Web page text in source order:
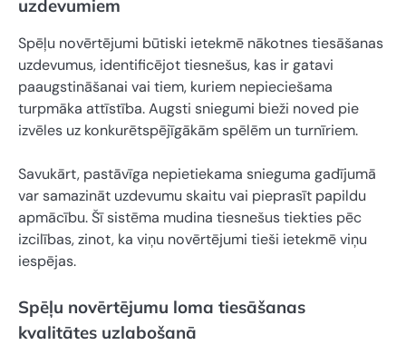
uzdevumiem
Spēļu novērtējumi būtiski ietekmē nākotnes tiesāšanas
uzdevumus, identificējot tiesnešus, kas ir gatavi
paaugstināšanai vai tiem, kuriem nepieciešama
turpmāka attīstība. Augsti sniegumi bieži noved pie
izvēles uz konkurētspējīgākām spēlēm un turnīriem.
Savukārt, pastāvīga nepietiekama snieguma gadījumā
var samazināt uzdevumu skaitu vai pieprasīt papildu
apmācību. Šī sistēma mudina tiesnešus tiekties pēc
izcilības, zinot, ka viņu novērtējumi tieši ietekmē viņu
iespējas.
Spēļu novērtējumu loma tiesāšanas
kvalitātes uzlabošanā